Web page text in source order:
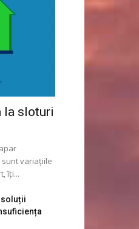
la sloturi
sunt variațiile
îți...
soluții